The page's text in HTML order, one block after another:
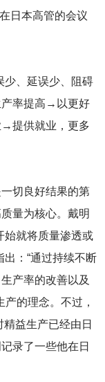
日本高管的会议
少、延误少、阻碍
率提高→以更好
→提供就业，更多
切良好结果的第
量为核心。戴明
始就将质量渗透或
：“通过持续不断
产率的改善以及
的理念。不过，
益生产已经由日
录了一些他在日